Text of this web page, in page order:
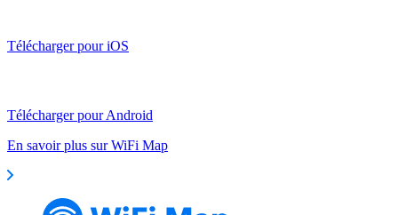
Télécharger pour iOS
Télécharger pour Android
En savoir plus sur WiFi Map